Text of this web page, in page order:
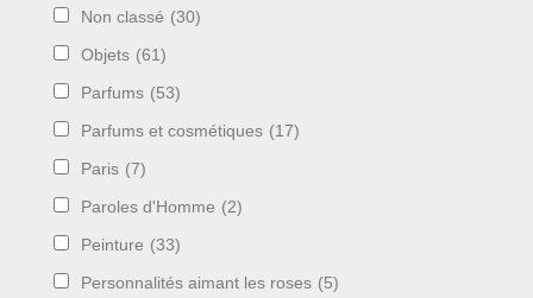
Non classé (30)
Objets (61)
Parfums (53)
Parfums et cosmétiques (17)
Paris (7)
Paroles d'Homme (2)
Peinture (33)
Personnalités aimant les roses (5)